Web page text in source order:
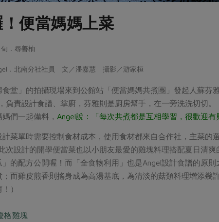
！便當媽媽上菜
．尋善柚
．北南分社社員 文／潘嘉慧 攝影／游家桓
食堂」的拍攝現場來到公館站「便當媽媽共煮團」發起人蘇芬
負責設計食譜、掌廚，芬雅則是廚房幫手，在一旁洗洗切切
們一起備料， Angel說：「每次共煮都是互相學習，很歡迎有
菜單時需要控制食材成本，使用食材都來自合作社，主菜的
次設計的開學便當菜也以小朋友最愛的雞塊料理搭配夏日清
」的配方公開喔！而「全食物利用」也是Angel設計食譜的原
；而雞皮煎香則搖身成為高湯基底，為清淡的菇類料理增添幾
）
格雞塊